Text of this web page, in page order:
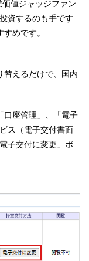
値ジャッジファン
資するのも手です
すめです。
替えるだけで、国内
口座管理」、「電子
ス（電子交付書面
子交付に変更」ボ